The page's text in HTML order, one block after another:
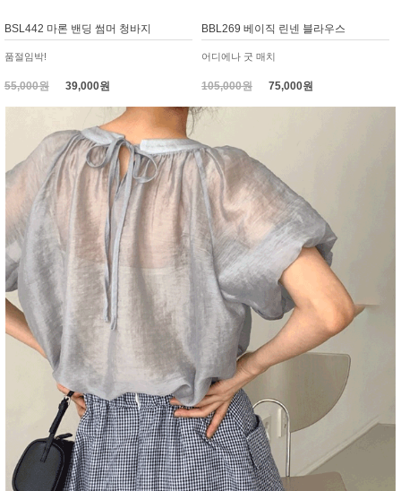
BSL442 마론 밴딩 썸머 청바지
품절임박!
55,000원39,000원
BBL269 베이직 린넨 블라우스
어디에나 굿 매치
105,000원75,000원